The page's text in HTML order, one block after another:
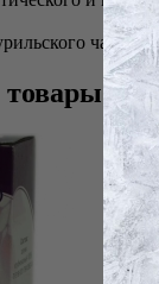
чая,